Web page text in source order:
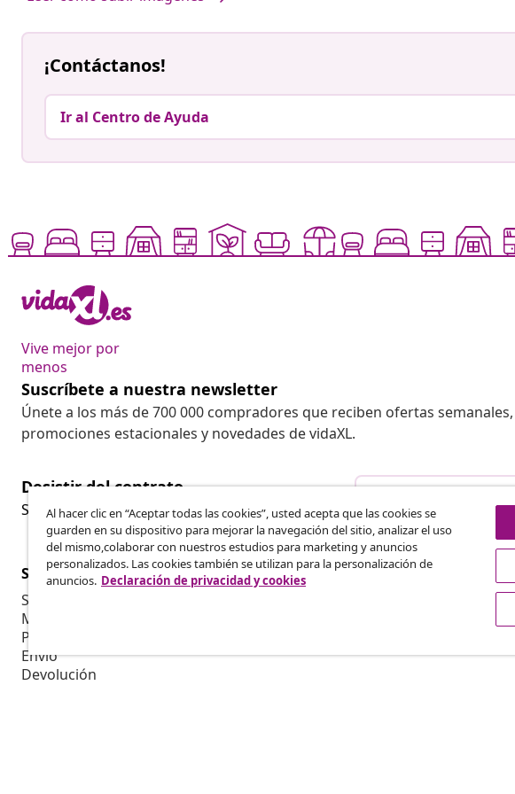
¡Contáctanos!
Ir al Centro de Ayuda
Vive mejor por
menos
Suscríbete a nuestra newsletter
Únete a los más de 700 000 compradores que reciben ofertas semanales,
promociones estacionales y novedades de vidaXL.
Desistir del contrato
Solicita la cancelación de tu pedido.
Servicio al Cliente
Seguimiento del pedido
Mi cuenta
Pago
Envío
Devolución
Empresas
Al hacer clic en “Aceptar todas las cookies”, usted acepta que las cookies se
guarden en su dispositivo para mejorar la navegación del sitio, analizar el uso
del mismo,colaborar con nuestros estudios para marketing y anuncios
personalizados. Las cookies también se utilizan para la personalización de
anuncios. Declaración de privacidad y cookies